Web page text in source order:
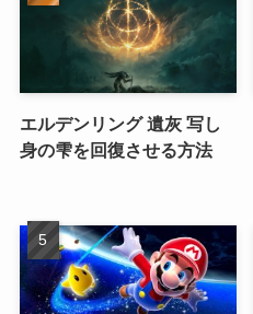
エルデンリング 遺灰 写し
身の雫を回復させる方法